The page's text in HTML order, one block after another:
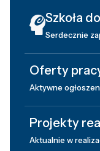
Szkoła
Serdecznie
Oferty
Aktywne
Projekty
Aktualnie w